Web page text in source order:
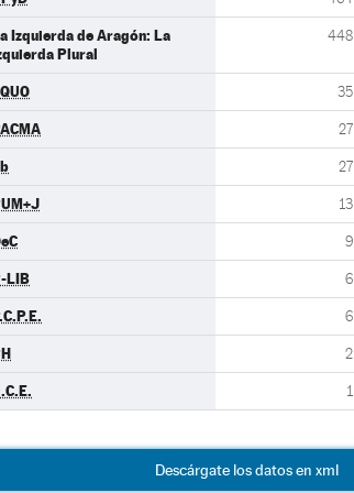
Izquierda de Aragón: La
Plural
448
35
27
27
13
9
LIB 6
6
2
1
Descárgate los datos en xml